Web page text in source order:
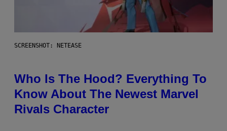
SCREENSHOT: NETEASE
Who Is The Hood? Everything To
Know About The Newest Marvel
Rivals Character